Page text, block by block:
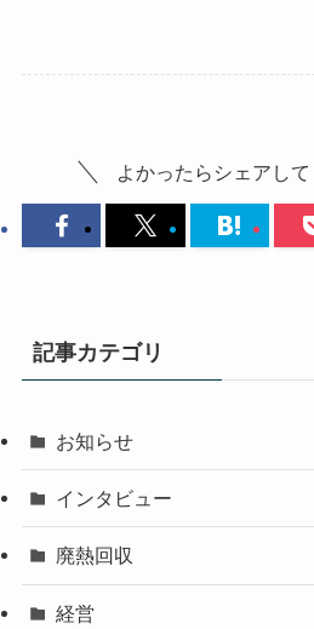
よかったらシェアして
記事カテゴリ
お知らせ
インタビュー
廃熱回収
経営